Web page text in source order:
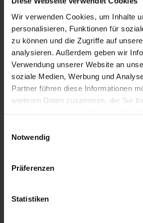
Wir verwenden Cookies, um Inhalte
personalisieren, Funktionen für
zu können und die Zugriffe auf
analysieren. Außerdem geben wir
Verwendung unserer Website an
soziale Medien, Werbung und
Partner führen diese Informationen
weiteren Daten zusammen, die Sie
Notwendig
Präferenzen
Statistiken
Für die Inhalte der verlinkten
jeweilige Anbieter oder Betreiber
verantwortlich. Die verlinkten
Zeitpunkt der Verlinkung auf
Rechtsverstöße überprüft.
waren zum Zeitpunkt der
erkennbar.
Eine permanente inhaltliche
Rechtsverletzungen werden wir
Die durch die Seitenbetreiber